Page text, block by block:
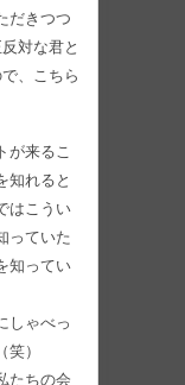
だきつつ
対な君と
、こちら
が来るこ
知れると
はこうい
っていた
知ってい
しゃべっ
）
たちの会